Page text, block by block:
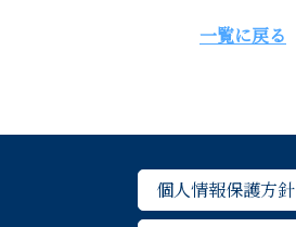
一覧に戻る
個人情報保護方針